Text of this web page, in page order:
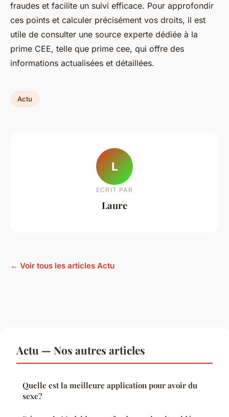
fraudes et facilite un suivi efficace. Pour approfondir
ces points et calculer précisément vos droits, il est
utile de consulter une source experte dédiée à la
prime CEE, telle que prime cee, qui offre des
informations actualisées et détaillées.
Actu
L
ECRIT PAR
Laure
← Voir tous les articles Actu
Actu — Nos autres articles
Quelle est la meilleure application pour avoir du
sexe?